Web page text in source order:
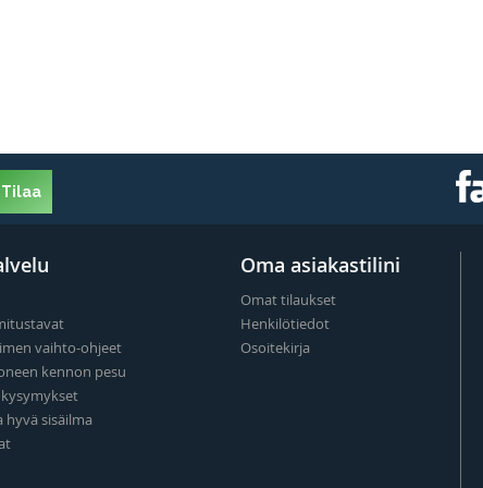
Tilaa
vaihto-ohjeet
kennon pesu
sisäilma
Oma asiakastilini
Omat tilaukset
Henkilötiedot
Osoitekirja